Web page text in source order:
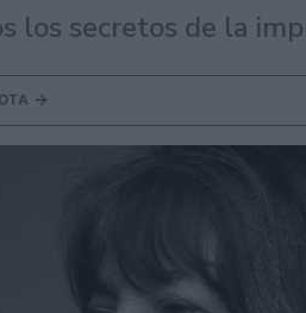
los secretos de la